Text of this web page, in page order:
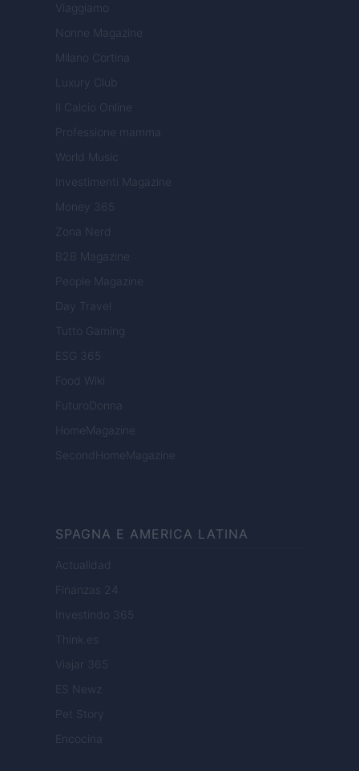
Viaggiamo
Nonne Magazine
Milano Cortina
Luxury Club
Il Calcio Online
Professione mamma
World Music
Investimenti Magazine
Money 365
Zona Nerd
B2B Magazine
People Magazine
Day Travel
Tutto Gaming
ESG 365
Food Wiki
FuturoDonna
HomeMagazine
SecondHomeMagazine
SPAGNA E AMERICA LATINA
Actualidad
Finanzas 24
Investindo 365
Think.es
Viajar 365
ES Newz
Pet Story
Encocina